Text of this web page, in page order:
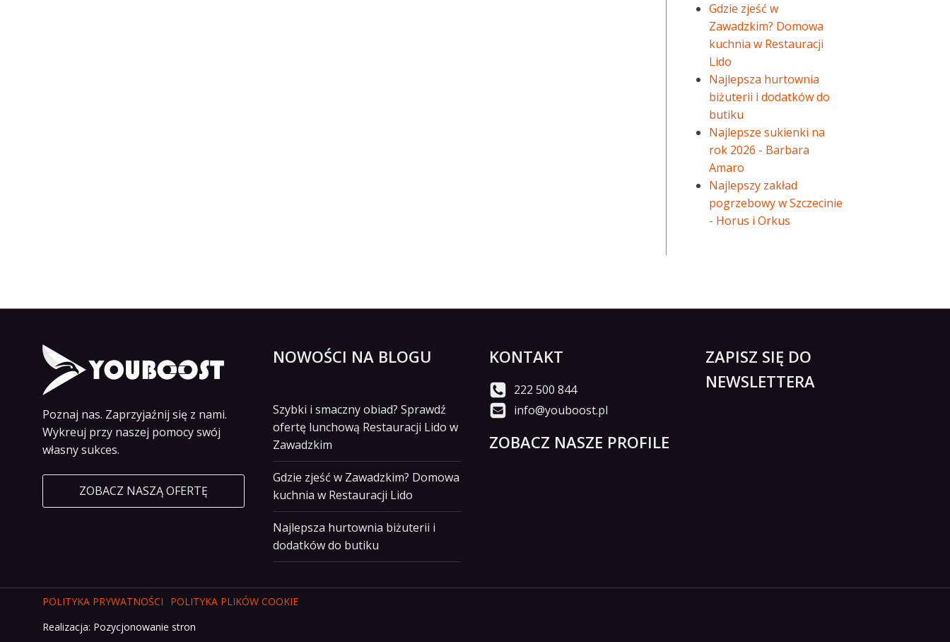
Gdzie zjeść w
Zawadzkim? Domowa
kuchnia w Restauracji
Lido
Najlepsza hurtownia
biżuterii i dodatków do
butiku
Najlepsze sukienki na
rok 2026 - Barbara
Amaro
Najlepszy zakład
pogrzebowy w Szczecinie
- Horus i Orkus
Poznaj nas. Zaprzyjaźnij się z nami.
Wykreuj przy naszej pomocy swój
własny sukces.
ZOBACZ NASZĄ OFERTĘ
NOWOŚCI NA BLOGU
Szybki i smaczny obiad? Sprawdź
ofertę lunchową Restauracji Lido w
Zawadzkim
Gdzie zjeść w Zawadzkim? Domowa
kuchnia w Restauracji Lido
Najlepsza hurtownia biżuterii i
dodatków do butiku
KONTAKT
222 500 844
info@youboost.pl
ZOBACZ NASZE PROFILE
ZAPISZ SIĘ DO
NEWSLETTERA
POLITYKA PRYWATNOŚCI
POLITYKA PLIKÓW COOKIE
Realizacja: Pozycjonowanie stron